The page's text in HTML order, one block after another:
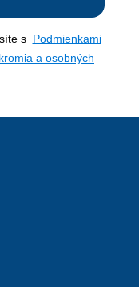
s Podmienkami
a osobných